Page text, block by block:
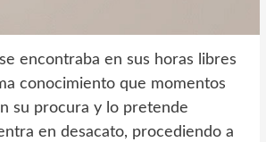
encontraba en sus horas libres
conocimiento que momentos
su procura y lo pretende
en desacato, procediendo a